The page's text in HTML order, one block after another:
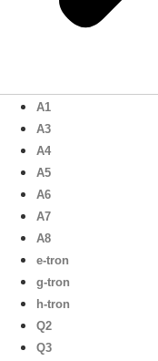
A1
A3
A4
A5
A6
A7
A8
e-tron
g-tron
h-tron
Q2
Q3